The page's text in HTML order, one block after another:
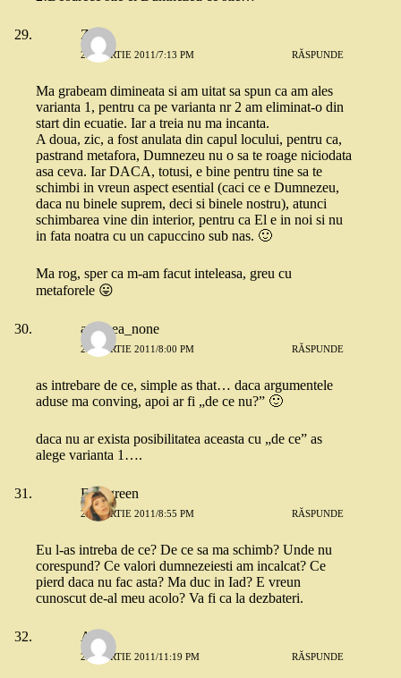
Zuzu
29 MARTIE 2011/7:13 PM RĂSPUNDE
Ma grabeam dimineata si am uitat sa spun ca am ales
varianta 1, pentru ca pe varianta nr 2 am eliminat-o din
start din ecuatie. Iar a treia nu ma incanta.
A doua, zic, a fost anulata din capul locului, pentru ca,
pastrand metafora, Dumnezeu nu o sa te roage niciodata
asa ceva. Iar DACA, totusi, e bine pentru tine sa te
schimbi in vreun aspect esential (caci ce e Dumnezeu,
daca nu binele suprem, deci si binele nostru), atunci
schimbarea vine din interior, pentru ca El e in noi si nu
in fata noatra cu un capuccino sub nas. 🙂
Ma rog, sper ca m-am facut inteleasa, greu cu
metaforele 😛
andreea_none
29 MARTIE 2011/8:00 PM RĂSPUNDE
as intrebare de ce, simple as that… daca argumentele
aduse ma conving, apoi ar fi „de ce nu?” 🙂
daca nu ar exista posibilitatea aceasta cu „de ce” as
alege varianta 1….
Evergreen
29 MARTIE 2011/8:55 PM RĂSPUNDE
Eu l-as intreba de ce? De ce sa ma schimb? Unde nu
corespund? Ce valori dumnezeiesti am incalcat? Ce
pierd daca nu fac asta? Ma duc in Iad? E vreun
cunoscut de-al meu acolo? Va fi ca la dezbateri.
A.O.
29 MARTIE 2011/11:19 PM RĂSPUNDE